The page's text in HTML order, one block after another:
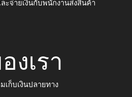
ะจ่ายเงินกับพนักงานส่งสินค้า
งเรา
เก็บเงินปลายทาง